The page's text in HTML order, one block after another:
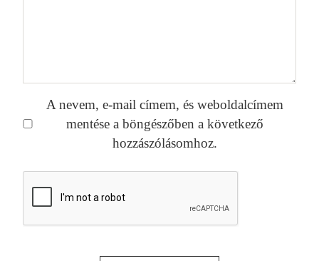
A nevem, e-mail címem, és weboldalcímem
mentése a böngészőben a következő
hozzászólásomhoz.